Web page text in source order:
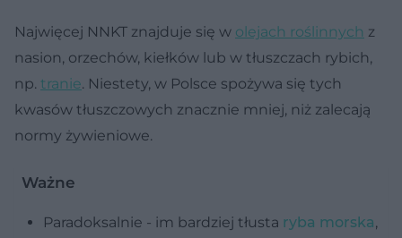
Najwięcej NNKT znajduje się w olejach roślinnych z
nasion, orzechów, kiełków lub w tłuszczach rybich,
np. tranie. Niestety, w Polsce spożywa się tych
kwasów tłuszczowych znacznie mniej, niż zalecają
normy żywieniowe.
Ważne
Paradoksalnie - im bardziej tłusta ryba morska,